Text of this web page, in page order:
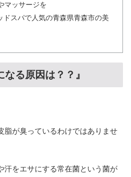
マッサージを
ドスパで人気の青森県青森市の美
なる原因は？？』
脂が臭っているわけではありませ
汗をエサにする常在菌という菌が